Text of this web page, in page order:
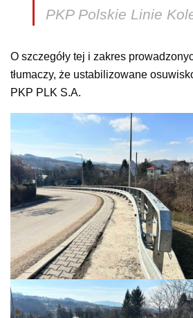
PKP Polskie Linie
O szczegóły tej i zakres
tłumaczy, że ustabilizowane
PKP PLK S.A.